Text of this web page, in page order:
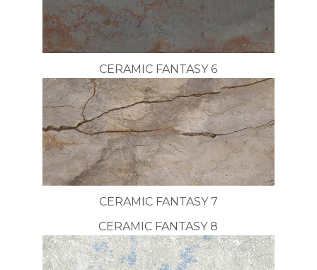
CERAMIC FANTASY 6
CERAMIC FANTASY 7
CERAMIC FANTASY 8